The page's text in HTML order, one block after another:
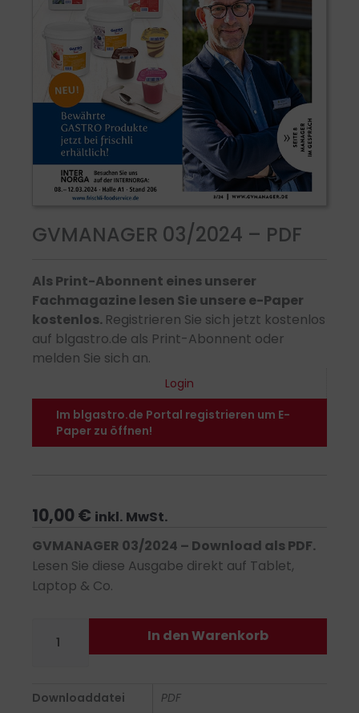
GVMANAGER 03/2024 – PDF
Als Print-Abonnent eines unserer
Fachmagazine lesen Sie unsere e-Paper
kostenlos. Registrieren Sie sich jetzt kostenlos
auf blgastro.de als Print-Abonnent oder
melden Sie sich an.
Login
Im blgastro.de Portal registrieren um E-
Paper zu öffnen!
10,00€ inkl. MwSt.
GVMANAGER 03/2024 – Download als PDF.
Lesen Sie diese Ausgabe direkt auf Tablet,
Laptop & Co.
03/2024
Menge
In den Warenkorb
Downloaddatei PDF